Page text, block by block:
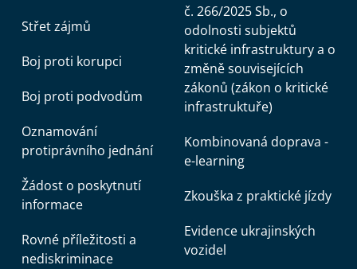
Střet zájmů
Boj proti korupci
Boj proti podvodům
Oznamování
protiprávního jednání
Žádost o poskytnutí
informace
Rovné příležitosti a
nediskriminace
č. 266/2025 Sb., o
odolnosti subjektů
kritické infrastruktury a o
změně souvisejících
zákonů (zákon o kritické
infrastruktuře)
Kombinovaná doprava -
e-learning
Zkouška z praktické jízdy
Evidence ukrajinských
vozidel